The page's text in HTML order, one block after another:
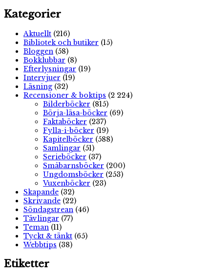
Kategorier
Aktuellt (216)
Bibliotek och butiker (15)
Bloggen (58)
Bokklubbar (8)
Efterlysningar (19)
Intervjuer (19)
Läsning (32)
Recensioner & boktips (2 224)
Bilderböcker (815)
Börja-läsa-böcker (69)
Faktaböcker (237)
Fylla-i-böcker (19)
Kapitelböcker (588)
Samlingar (51)
Serieböcker (37)
Småbarnsböcker (200)
Ungdomsböcker (253)
Vuxenböcker (23)
Skapande (32)
Skrivande (22)
Söndagstrean (46)
Tävlingar (77)
Teman (11)
Tyckt & tänkt (65)
Webbtips (38)
Etiketter